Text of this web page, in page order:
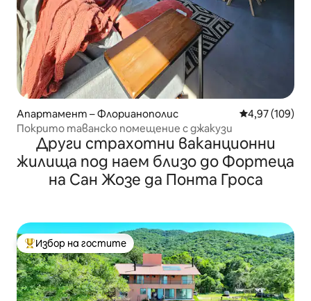
Апартамент – Флорианополис Средна
4,97 (109)
Покрито таванско помещение с джакузи
Други страхотни ваканционни
жилища под наем близо до Фортеца
на Сан Жозе да Понта Гроса
Най-популярен избор на гостите
Избор на гостите